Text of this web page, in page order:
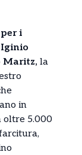
i
Maritz, la
in
oltre 5.000